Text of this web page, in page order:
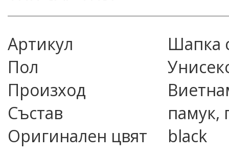
Артикул
Пол
Произход
Състав
памук,
Оригинален цвят
black